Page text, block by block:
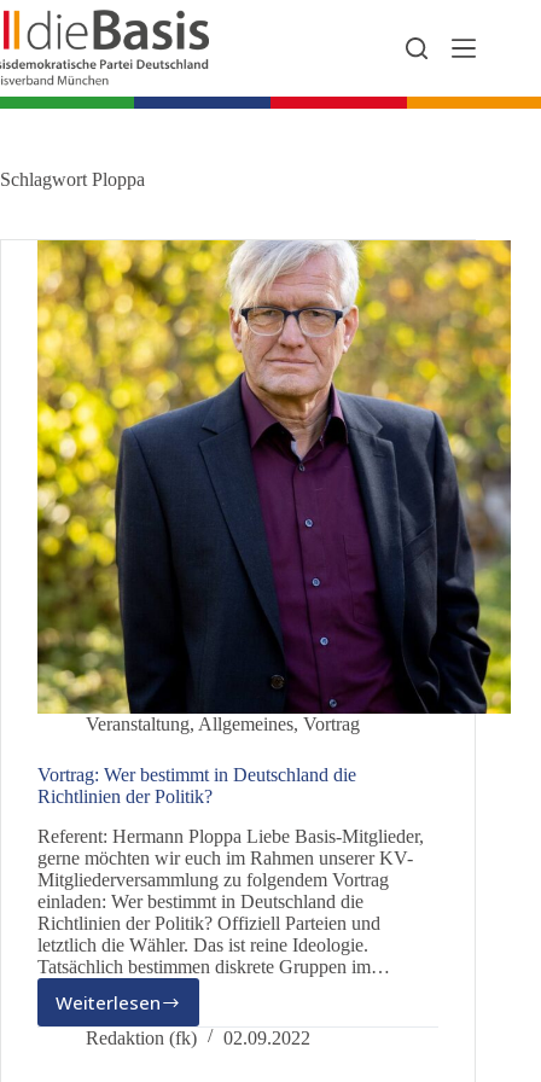
Zum
Inhalt
springen
Schlagwort Ploppa
Veranstaltung, Allgemeines, Vortrag
Vortrag: Wer bestimmt in Deutschland die
Richtlinien der Politik?
Referent: Hermann Ploppa Liebe Basis-Mitglieder,
gerne möchten wir euch im Rahmen unserer KV-
Mitgliederversammlung zu folgendem Vortrag
einladen: Wer bestimmt in Deutschland die
Richtlinien der Politik? Offiziell Parteien und
letztlich die Wähler. Das ist reine Ideologie.
Tatsächlich bestimmen diskrete Gruppen im…
Weiterlesen
Vortrag:
Wer
Redaktion (fk) 02.09.2022